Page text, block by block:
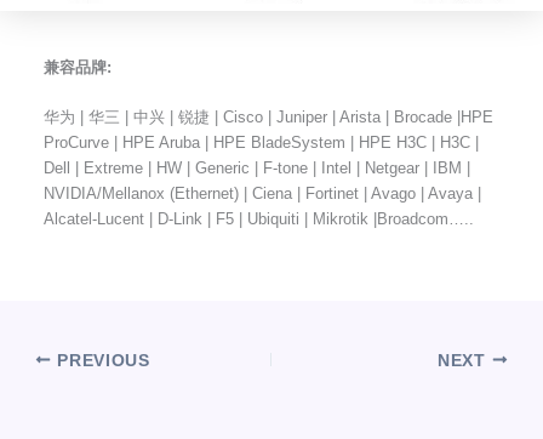
兼容品牌:
华为 | 华三 | 中兴 | 锐捷 | Cisco | Juniper | Arista | Brocade |HPE
ProCurve | HPE Aruba | HPE BladeSystem | HPE H3C | H3C |
Dell | Extreme | HW | Generic | F-tone | Intel | Netgear | IBM |
NVIDIA/Mellanox (Ethernet) | Ciena | Fortinet | Avago | Avaya |
Alcatel-Lucent | D-Link | F5 | Ubiquiti | Mikrotik |Broadcom…..
PREVIOUS NEXT